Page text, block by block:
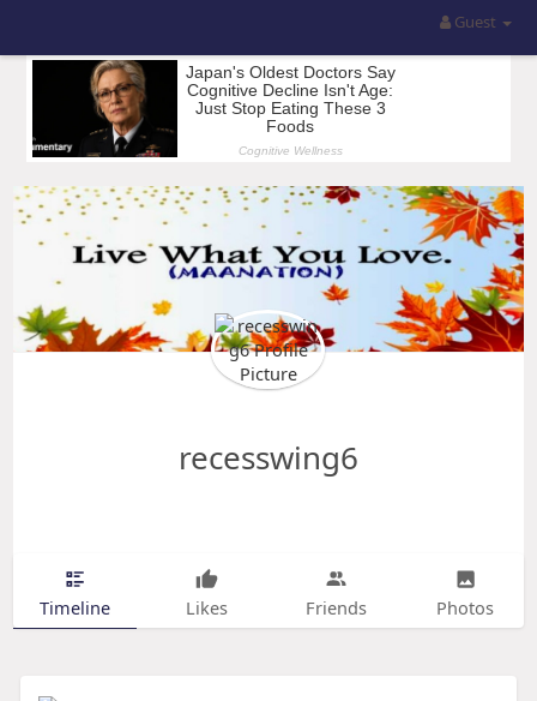
Guest
recesswing6
Timeline Likes Friends Photos